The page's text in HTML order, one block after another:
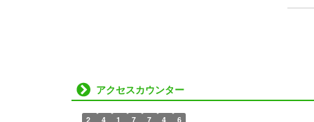
アクセスカウンター
2 4 1 7 7 4 6